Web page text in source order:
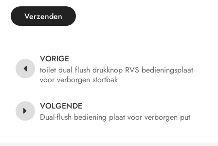
Verzenden
VORIGE
toilet dual flush drukknop RVS bedieningsplaat
voor verborgen stortbak
VOLGENDE
Dual-flush bediening plaat voor verborgen put